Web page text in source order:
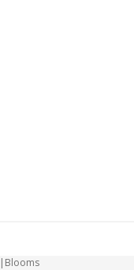
| Blooms